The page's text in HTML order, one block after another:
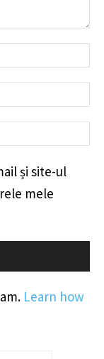
și site-ul
mele
Learn how